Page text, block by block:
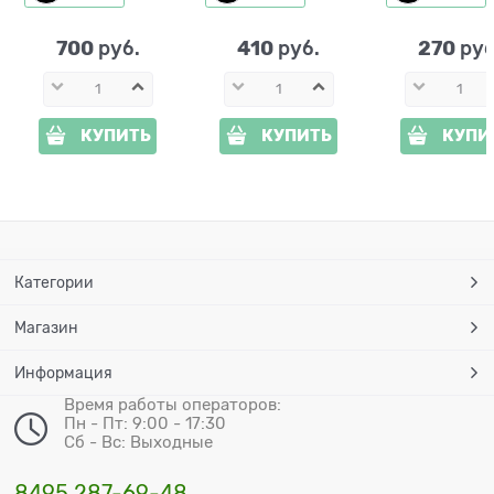
пожаловать" 801-
22*0,2*36 см
700 руб.
КУПИТЬ
металл 17*0.1*47 см
410 руб.
КУПИТЬ
801-310
270
Категории
Магазин
Информация
Время работы операторов:
Пн - Пт: 9:00 - 17:30
Сб - Вс: Выходные